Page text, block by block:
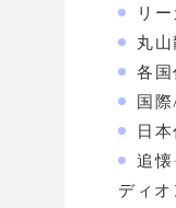
リ
丸
各国
国
日
追懐
ディオ